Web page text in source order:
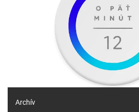
Archív